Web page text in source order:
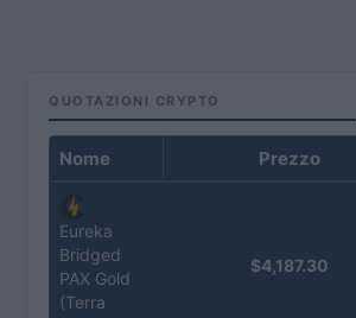
QUOTAZIONI CRYPTO
Nome Prezzo
Eureka
Bridged
PAX Gold
(Terra
$4,187.30